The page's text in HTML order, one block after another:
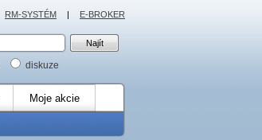
diskuze
Moje akcie
RM-SYSTÉM | E-BROKER